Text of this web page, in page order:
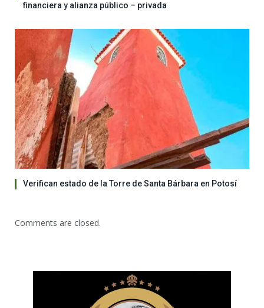
financiera y alianza público – privada
Verifican estado de la Torre de Santa Bárbara en Potosí
Comments are closed.